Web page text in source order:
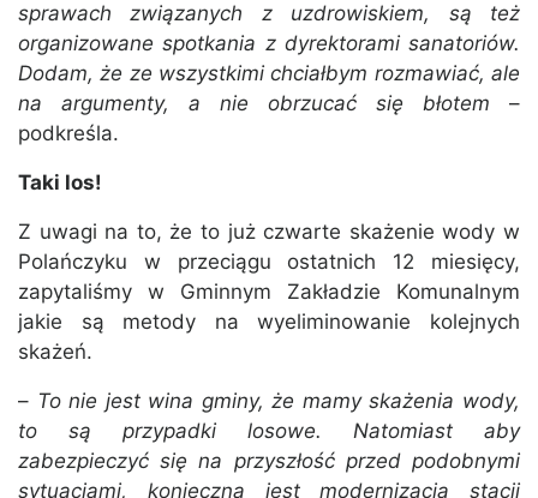
sprawach związanych z uzdrowiskiem, są też
organizowane spotkania z dyrektorami sanatoriów.
Dodam, że ze wszystkimi chciałbym rozmawiać, ale
na argumenty, a nie obrzucać się błotem –
podkreśla.
Taki los!
Z uwagi na to, że to już czwarte skażenie wody w
Polańczyku w przeciągu ostatnich 12 miesięcy,
zapytaliśmy w Gminnym Zakładzie Komunalnym
jakie są metody na wyeliminowanie kolejnych
skażeń.
– To nie jest wina gminy, że mamy skażenia wody,
to są przypadki losowe. Natomiast aby
zabezpieczyć się na przyszłość przed podobnymi
sytuacjami, konieczna jest modernizacja stacji